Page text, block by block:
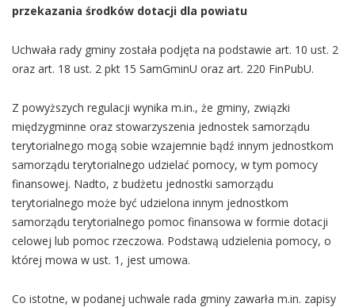
przekazania środków dotacji dla powiatu
Uchwała rady gminy została podjęta na podstawie art. 10 ust. 2
oraz art. 18 ust. 2 pkt 15 SamGminU oraz art. 220 FinPubU.
Z powyższych regulacji wynika m.in., że gminy, związki
międzygminne oraz stowarzyszenia jednostek samorządu
terytorialnego mogą sobie wzajemnie bądź innym jednostkom
samorządu terytorialnego udzielać pomocy, w tym pomocy
finansowej. Nadto, z budżetu jednostki samorządu
terytorialnego może być udzielona innym jednostkom
samorządu terytorialnego pomoc finansowa w formie dotacji
celowej lub pomoc rzeczowa. Podstawą udzielenia pomocy, o
której mowa w ust. 1, jest umowa.
Co istotne, w podanej uchwale rada gminy zawarła m.in. zapisy